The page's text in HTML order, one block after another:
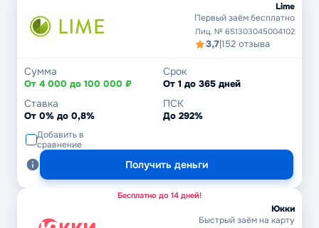
Lime
Первый заём бесплатно
Лиц. № 651303045004102
3,7|152 отзыва
Сумма
От 4 000 до 100 000 ₽
Срок
От 1 до 365 дней
Ставка
От 0% до 0,8%
ПСК
До 292%
Добавить в
сравнение
Получить деньги
Бесплатно до 14 дней!
Юкки
Быстрый заём на карту